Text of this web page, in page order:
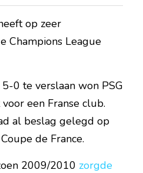
op zeer
Champions League
0 te verslaan won PSG
een Franse club.
al beslag gelegd op
de France.
2009/2010 zorgde